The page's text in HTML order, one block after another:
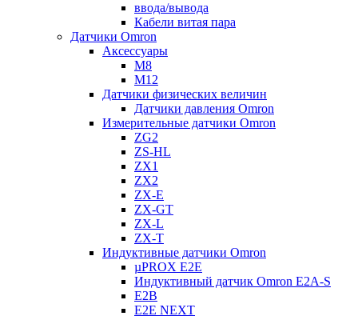
ввода/вывода
Кабели витая пара
Датчики Omron
Аксессуары
M8
M12
Датчики физических величин
Датчики давления Omron
Измерительные датчики Omron
ZG2
ZS-HL
ZX1
ZX2
ZX-E
ZX-GT
ZX-L
ZX-T
Индуктивные датчики Omron
µPROX E2E
Индуктивный датчик Omron E2A-S
E2B
E2E NEXT